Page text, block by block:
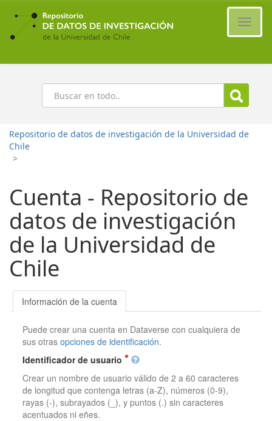
Ir
contenido
principal
Buscar
Repositorio de datos de investigación de la Universidad de
Chile
>
Cuenta - Repositorio de
datos de investigación
de la Universidad de
Chile
Información de la cuenta
Puede crear una cuenta en Dataverse con cualquiera de
sus otrasopciones de identificación.
Identificador de usuario
Crear un nombre de usuario válido de 2 a 60 caracteres
de longitud que contenga letras (a-Z), números (0-9),
rayas (-), subrayados (_), y puntos (.) sin caracteres
acentuados ni eñes.